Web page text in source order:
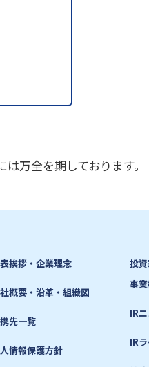
万全を期しております。
挨拶・企業理念
概要・沿革・組織図
先一覧
情報保護方針
投
事
IR
IR